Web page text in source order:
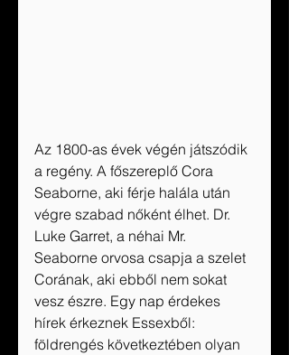
Az 1800-as évek végén játszódik
a regény. A főszereplő Cora
Seaborne, aki férje halála után
végre szabad nőként élhet. Dr.
Luke Garret, a néhai Mr.
Seaborne orvosa csapja a szelet
Corának, aki ebből nem sokat
vesz észre. Egy nap érdekes
hírek érkeznek Essexből:
földrengés következtében olyan